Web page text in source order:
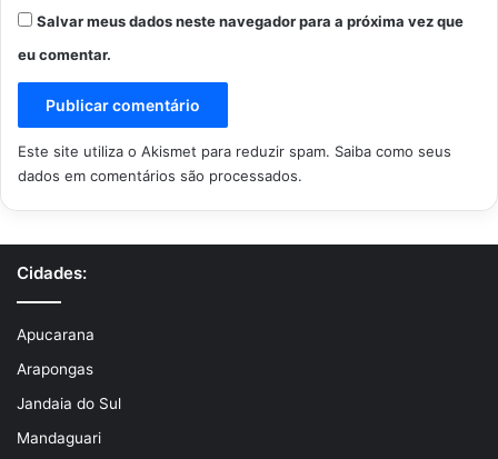
Salvar meus dados neste navegador para a próxima vez que
eu comentar.
Este site utiliza o Akismet para reduzir spam. Saiba como seus
dados em comentários são processados.
Cidades:
Apucarana
Arapongas
Jandaia do Sul
Mandaguari